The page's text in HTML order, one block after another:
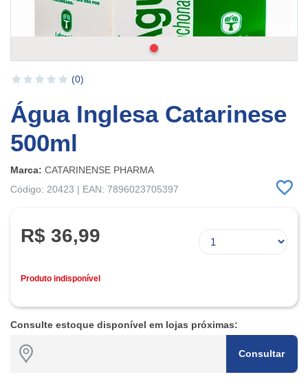
(0)
Água Inglesa Catarinese
500ml
Marca: CATARINENSE PHARMA
Código: 20423 | EAN: 7896023705397
R$ 36,99
Produto indisponível
Consulte estoque disponível em lojas próximas:
Consultar